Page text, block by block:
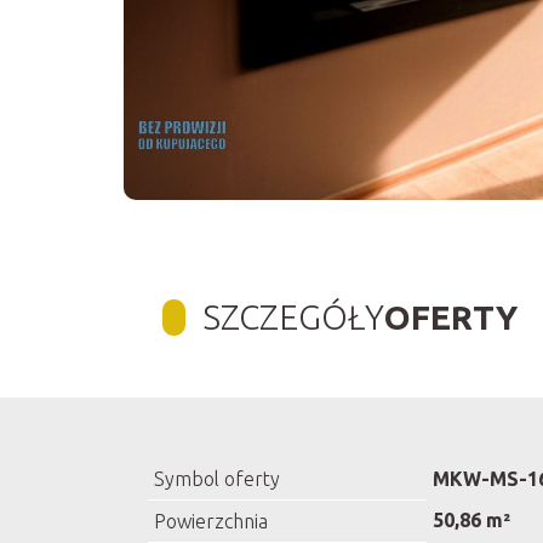
SZCZEGÓŁYOFERTY
Symbol oferty
MKW-MS-
Powierzchnia
50,86 m²